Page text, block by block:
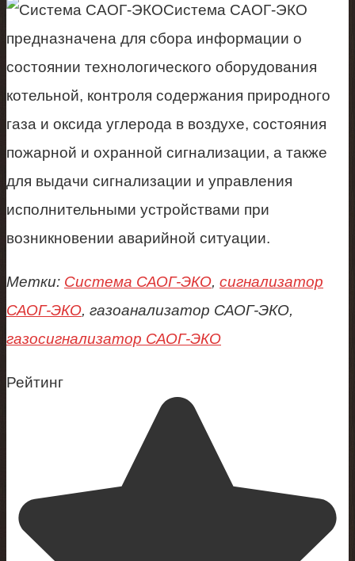
Система САОГ-ЭКО
предназначена для сбора информации о
состоянии технологического оборудования
котельной, контроля содержания природного
газа и оксида углерода в воздухе, состояния
пожарной и охранной сигнализации, а также
для выдачи сигнализации и управления
исполнительными устройствами при
возникновении аварийной ситуации.
Метки: Система САОГ-ЭКО, сигнализатор
САОГ-ЭКО, газоанализатор САОГ-ЭКО,
газосигнализатор САОГ-ЭКО
Рейтинг